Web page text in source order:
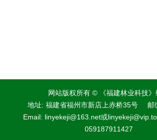
网站版权所有 © 《福建林业科技
地址: 福建省福州市新店上赤桥35号
邮
Email: linyekeji@163.net或
059187911427